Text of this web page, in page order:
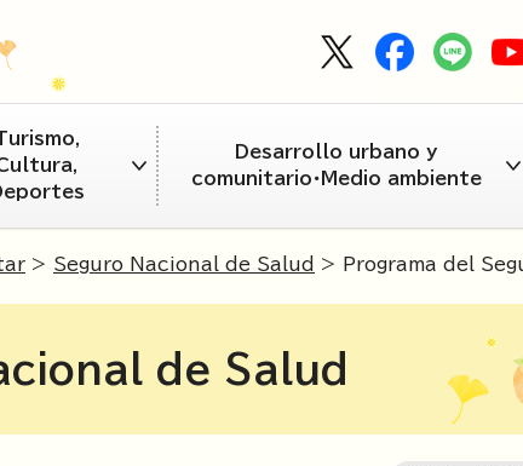
Desarrollo urbano y
comunitario・Medio ambiente
> Seguro Nacional de Salud > Programa del
de Salud